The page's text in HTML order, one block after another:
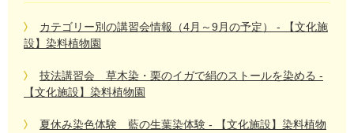
カテゴリー別の講習会情報（4月～9月の予定） - 【文化施
設】染料植物園
技法講習会 草木染・栗のイガで絹のストールを染める -
【文化施設】染料植物園
夏休み染色体験 藍の生葉染体験 - 【文化施設】染料植物